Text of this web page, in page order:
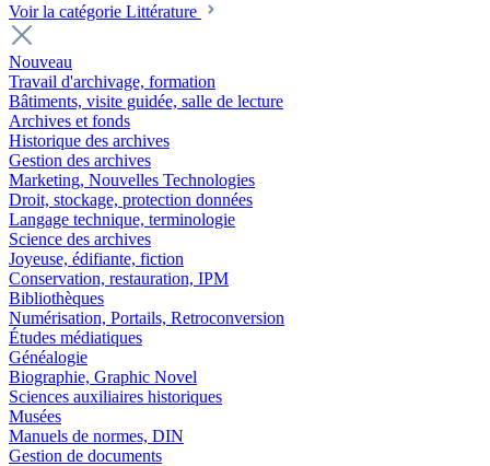
Voir la catégorie Littérature
Nouveau
Travail d'archivage, formation
Bâtiments, visite guidée, salle de lecture
Archives et fonds
Historique des archives
Gestion des archives
Marketing, Nouvelles Technologies
Droit, stockage, protection données
Langage technique, terminologie
Science des archives
Joyeuse, édifiante, fiction
Conservation, restauration, IPM
Bibliothèques
Numérisation, Portails, Retroconversion
Études médiatiques
Généalogie
Biographie, Graphic Novel
Sciences auxiliaires historiques
Musées
Manuels de normes, DIN
Gestion de documents